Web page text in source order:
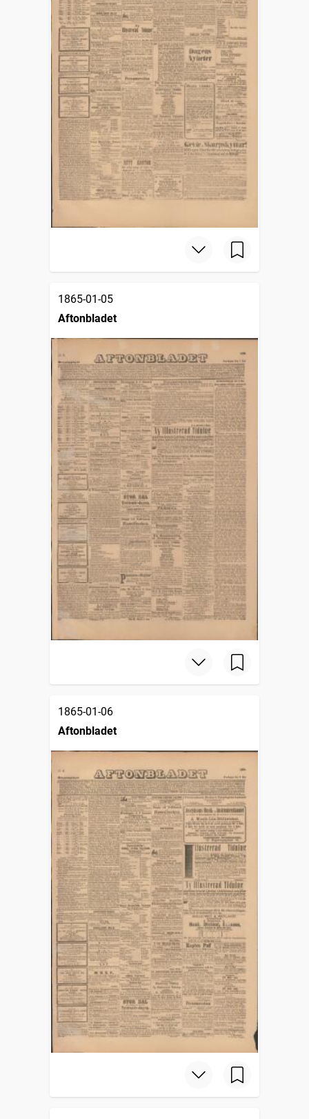
1865-01-05
Aftonbladet
1865-01-06
Aftonbladet